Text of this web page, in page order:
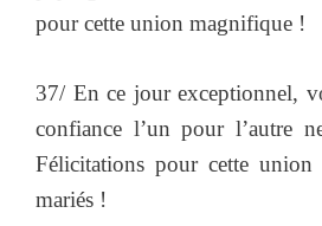
pour cette union magnifique !
37/ En ce jour exceptionnel,
confiance l’un pour l’autre
Félicitations pour cette
mariés !